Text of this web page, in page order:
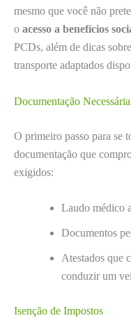
mesmo que você não
o acesso a benefícios
PCDs, além de dicas
transporte adaptados
Documentação Necessária
O primeiro passo para se
documentação que
exigidos:
Laudo médico
Documentos
Atestados que
conduzir um
Isenção de Impostos